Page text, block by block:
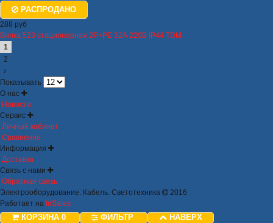
РАСПРОДАНО
288 руб
Вилка 523 стационарная 2Р+РЕ 32А 220В IP44 TDM
1
2
Показывать
О нас
Новости
Сервис
Личный кабинет
Сравнение
Информация
Доставка
Связь с нами
Обратная связь
Электрооборудование. Кабель. Светотехника
2016
Работает на InSales
КОРЗИНА 0 ФИЛЬТР НАВЕРХ